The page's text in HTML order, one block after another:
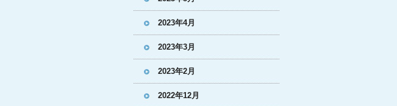
2023年4月
2023年3月
2023年2月
2022年12月